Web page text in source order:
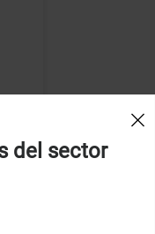
del sector